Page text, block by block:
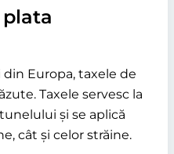
Europa, taxele de
Taxele servesc la
și se aplică
cât și celor străine.